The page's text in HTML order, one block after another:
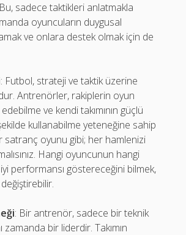
Bu, sadece taktikleri anlatmakla
oyuncuların duygusal
ve onlara destek olmak için de
: Futbol, strateji ve taktik üzerine
Antrenörler, rakiplerin oyun
ve kendi takımının güçlü
kullanabilme yeteneğine sahip
satranç oyunu gibi; her hamlenizi
Hangi oyuncunun hangi
performansı göstereceğini bilmek,
değiştirebilir.
: Bir antrenör, sadece bir teknik
zamanda bir liderdir. Takımın